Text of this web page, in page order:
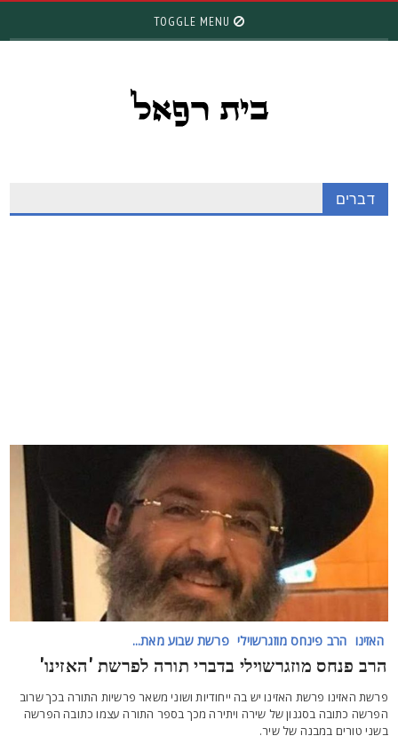
TOGGLE MENU
דברים
האזינו הרב פינחס מוזגרשוילי פרשת שבוע מאת...
פנחס מוזגרשוילי בדברי תורה לפרשת 'האזינו'
האזינו פרשת האזינו יש בה ייחודיות ושוני משאר פרשיות התורה בכך שרוב
כתובה בסגנון של שירה ויתירה מכך בספר התורה עצמו כתובה הפרשה
טורים במבנה של שיר.